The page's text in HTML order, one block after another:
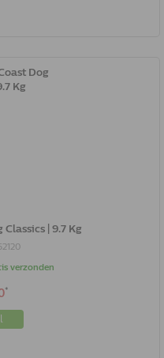
| 9.7 Kg
verzonden
*